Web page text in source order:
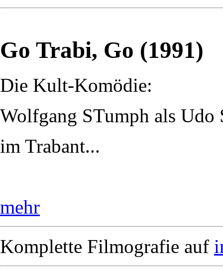
Go Trabi, Go (1991)
Die Kult-Komödie:
Wolfgang STumph als Udo
im Trabant...
mehr
Komplette Filmografie auf